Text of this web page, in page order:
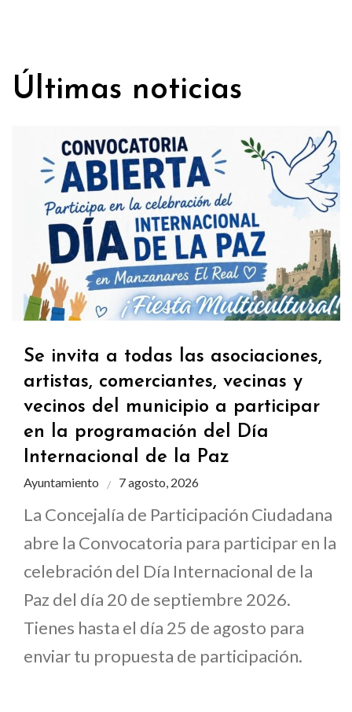
Últimas noticias
Se invita a todas las asociaciones,
artistas, comerciantes, vecinas y
vecinos del municipio a participar
en la programación del Día
Internacional de la Paz
Ayuntamiento 7 agosto, 2026
La Concejalía de Participación Ciudadana
abre la Convocatoria para participar en la
celebración del Día Internacional de la
Paz del día 20 de septiembre 2026.
Tienes hasta el día 25 de agosto para
enviar tu propuesta de participación.